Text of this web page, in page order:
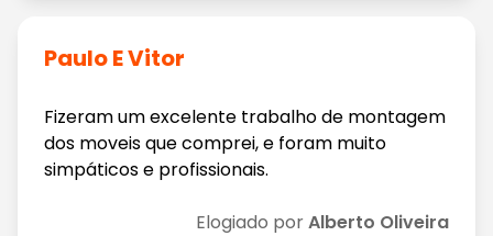
Paulo E Vitor
Fizeram um excelente trabalho de montagem
dos moveis que comprei, e foram muito
simpáticos e profissionais.
Elogiado porAlberto Oliveira